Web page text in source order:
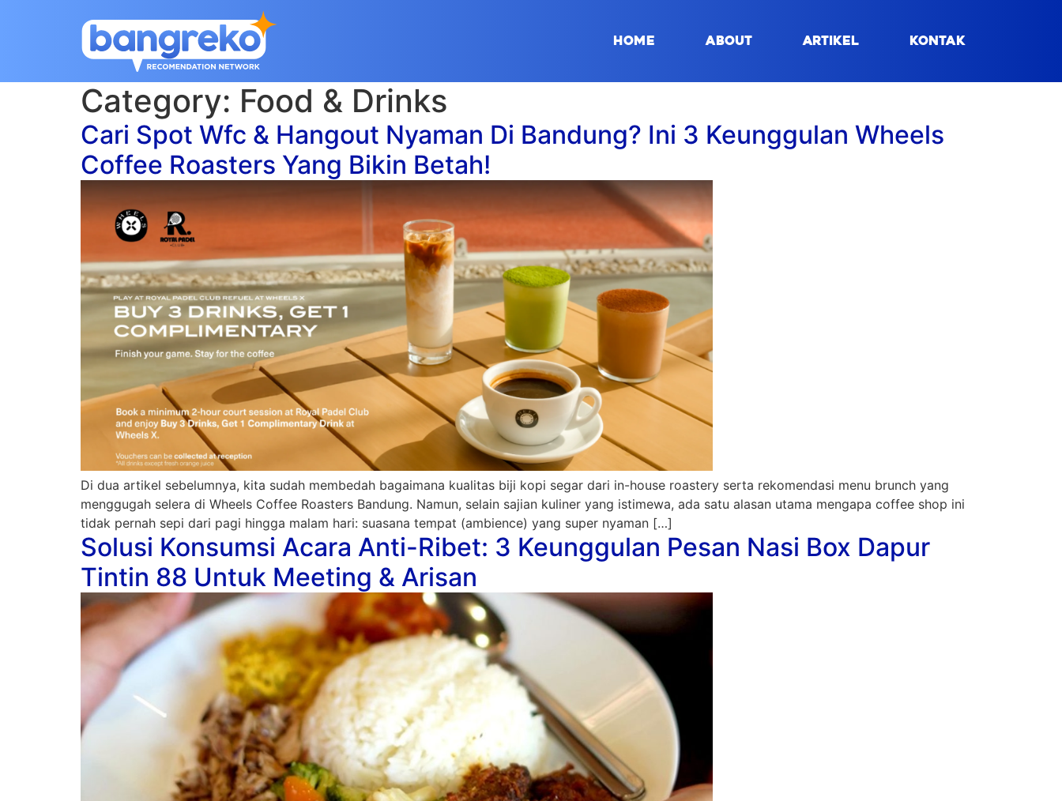
Home About Artikel Kontak
Category: Food & Drinks
Cari Spot Wfc & Hangout Nyaman Di Bandung? Ini 3 Keunggulan Wheels
Coffee Roasters Yang Bikin Betah!
Di dua artikel sebelumnya, kita sudah membedah bagaimana kualitas biji kopi segar dari in-house roastery serta rekomendasi menu brunch yang
menggugah selera di Wheels Coffee Roasters Bandung. Namun, selain sajian kuliner yang istimewa, ada satu alasan utama mengapa coffee shop ini
tidak pernah sepi dari pagi hingga malam hari: suasana tempat (ambience) yang super nyaman […]
Solusi Konsumsi Acara Anti-Ribet: 3 Keunggulan Pesan Nasi Box Dapur
Tintin 88 Untuk Meeting & Arisan